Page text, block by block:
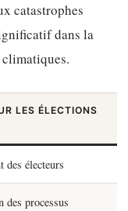
catastrophes
dans la
LES ÉLECTIONS
des électeurs
processus